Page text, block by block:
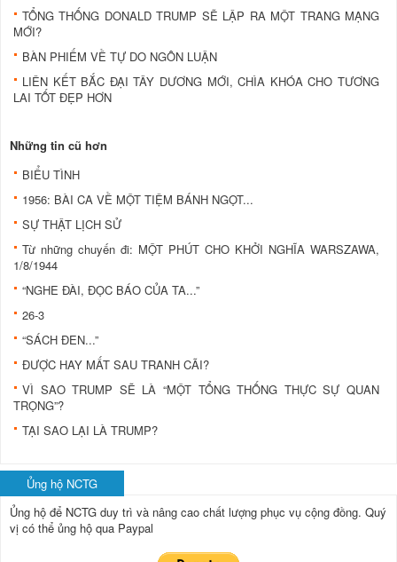
TỔNG THỐNG DONALD TRUMP SẼ LẬP RA MỘT TRANG MẠNG
MỚI?
BÀN PHIẾM VỀ TỰ DO NGÔN LUẬN
LIÊN KẾT BẮC ĐẠI TÂY DƯƠNG MỚI, CHÌA KHÓA CHO TƯƠNG
LAI TỐT ĐẸP HƠN
Những tin cũ hơn
BIỂU TÌNH
1956: BÀI CA VỀ MỘT TIỆM BÁNH NGỌT...
SỰ THẬT LỊCH SỬ
Từ những chuyến đi: MỘT PHÚT CHO KHỞI NGHĨA WARSZAWA,
1/8/1944
“NGHE ĐÀI, ĐỌC BÁO CỦA TA...”
26-3
“SÁCH ĐEN...”
ĐƯỢC HAY MẤT SAU TRANH CÃI?
VÌ SAO TRUMP SẼ LÀ “MỘT TỔNG THỐNG THỰC SỰ QUAN
TRỌNG”?
TẠI SAO LẠI LÀ TRUMP?
Ủng hộ NCTG
Ủng hộ để NCTG duy trì và nâng cao chất lượng phục vụ cộng đồng. Quý
vị có thể ủng hộ qua Paypal